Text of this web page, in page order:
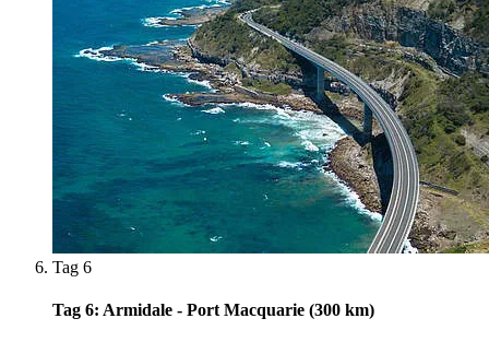
Tag 6
Tag 6: Armidale - Port Macquarie (300 km)